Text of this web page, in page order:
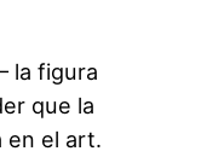
la figura
que la
en el art.